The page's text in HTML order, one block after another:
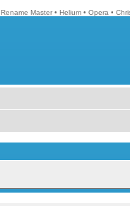
Rename Master • Helium • Opera •